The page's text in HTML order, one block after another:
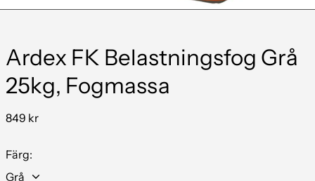
Ardex FK Belastningsfog Grå
25kg, Fogmassa
849 kr
Färg: